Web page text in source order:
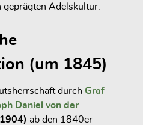
Adelskultur.
(um 1845)
durch Graf
Daniel von der
ab den 1840er